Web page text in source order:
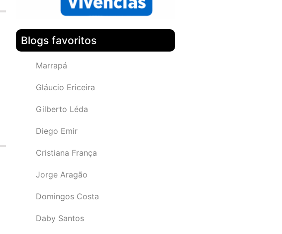
Blogs favoritos
Marrapá
Gláucio Ericeira
Gilberto Léda
Diego Emir
Cristiana França
Jorge Aragão
Domingos Costa
Daby Santos